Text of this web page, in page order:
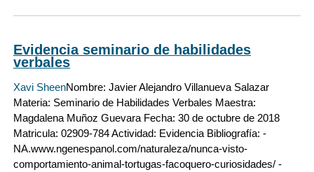
Evidencia seminario de habilidades
verbales
Xavi SheenNombre: Javier Alejandro Villanueva Salazar
Materia: Seminario de Habilidades Verbales Maestra:
Magdalena Muñoz Guevara Fecha: 30 de octubre de 2018
Matricula: 02909-784 Actividad: Evidencia Bibliografía: -
NA.www.ngenespanol.com/naturaleza/nunca-visto-
comportamiento-animal-tortugas-facoquero-curiosidades/ -